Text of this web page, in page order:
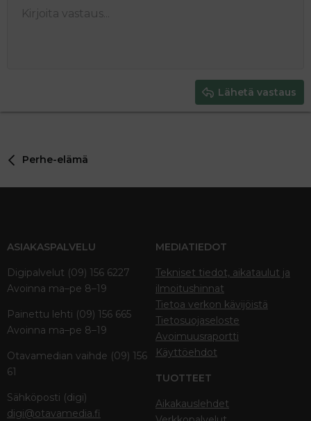
Fontin koko
9
Tekstiväri
KirjasintyyliArial
Yliviivaa
Tasaus Tasaa vasemmalle
Paragraph format
Normal
LainausLisää video/media
Lisää taulukko
Insert horizontal line
Tee uudelleen
BBCode-näkymä
Poista muotoilu
Luonnokset
Kirjoita vastaus...
Lähetä vastaus
Perhe-elämä
ASIAKASPALVELU
Digipalvelut (09) 156 6227
Avoinna ma–pe 8–19
Painettu lehti (09) 156 665
Avoinna ma–pe 8–19
Otavamedian vaihde (09) 156
61
Sähköposti (digi)
digi@otavamedia.fi
MEDIATIEDOT
Tekniset tiedot, aikataulut ja
ilmoitushinnat
Tietoa verkon kävijöistä
Tietosuojaseloste
Avoimuusraportti
Käyttöehdot
TUOTTEET
Aikakauslehdet